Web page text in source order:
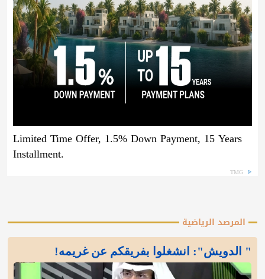
Limited Time Offer, 1.5% Down Payment, 15 Years
Installment.
TMG
المرصد الرياضية
" الدويش": انشغلوا بفريقكم عن غريمه!